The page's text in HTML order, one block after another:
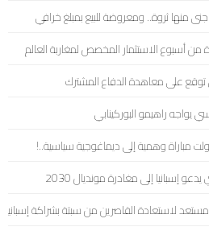
منها ثروة.. ومعروضة للبيع بمبلغ خرافي
أسبوع الاستثمار المخصص لمغاربة العالم
توقع على معاهدة الدفاع المشترك
يواجه راهيمو البوركينابي
مباراة وهمية إلى ديماغوجية سياسية..!
إسبانيا إلى مغادرة مونديال 2030
لاستعادة القاصرين من سبتة بشراكة إسبانية